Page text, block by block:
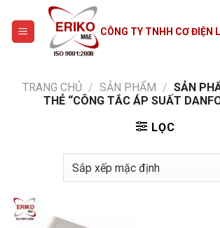
content
CÔNG TY TNHH CƠ ĐIỆN
TRANG CHỦ / SẢN PHẨM / SẢN
THẺ “CÔNG TẮC ÁP SUẤT
LỌC